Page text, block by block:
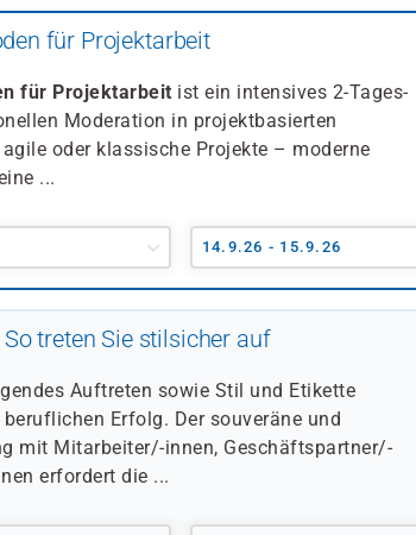
für Projektarbeit
für Projektarbeit ist ein intensives 2-Tages-
Moderation in projektbasierten
oder klassische Projekte – moderne
...
14.9.26 - 15.9.26
treten Sie stilsicher auf
Auftreten sowie Stil und Etikette
Erfolg. Der souveräne und
mit Mitarbeiter/-innen, Geschäftspartner/-
erfordert die ...